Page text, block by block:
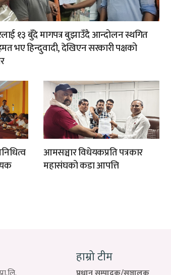
१३ बुँदे मागपत्र बुझाउँदै आन्दोलन स्थगित
भए हिन्दुवादी, देखिएन सरकारी पक्षको
आमसञ्चार विधेयकप्रति पत्रकार
महासंघको कडा आपत्ति
हाम्रो टीम